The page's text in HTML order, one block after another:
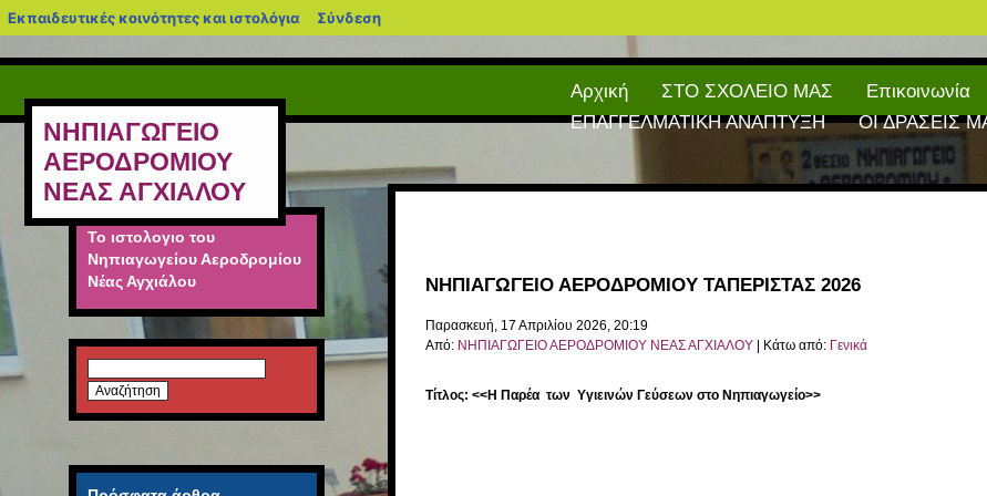
Εκπαιδευτικές κοινότητες και ιστολόγια blogs.sch.gr
Σύνδεση
ΝΗΠΙΑΓΩΓΕΙΟ
ΑΕΡΟΔΡΟΜΙΟΥ
ΝΕΑΣ ΑΓΧΙΑΛΟΥ
Αρχική ΣΤΟ ΣΧΟΛΕΙΟ ΜΑΣ Επικοινωνία
ΕΠΑΓΓΕΛΜΑΤΙΚΗ ΑΝΑΠΤΥΞΗ
ΟΙ ΔΡΑΣΕΙΣ
Το ιστολογιο του
Νηπιαγωγείου Αεροδρομίου
Νέας Αγχιάλου
για:
ΝΗΠΙΑΓΩΓΕΙΟ ΑΕΡΟΔΡΟΜΙΟΥ ΤΑΠΕΡΙΣΤΑΣ 2026
Παρασκευή, 17 Απριλίου 2026, 20:19
Από: ΝΗΠΙΑΓΩΓΕΙΟ ΑΕΡΟΔΡΟΜΙΟΥ ΝΕΑΣ ΑΓΧΙΑΛΟΥ | Κάτω από: Γενικά
Τίτλος: <<Η Παρέα των Υγιεινών Γεύσεων στο Νηπιαγωγείο>>